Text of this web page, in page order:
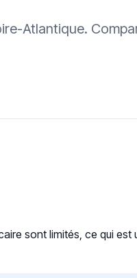
Atlantique.
sont limités, ce qui est